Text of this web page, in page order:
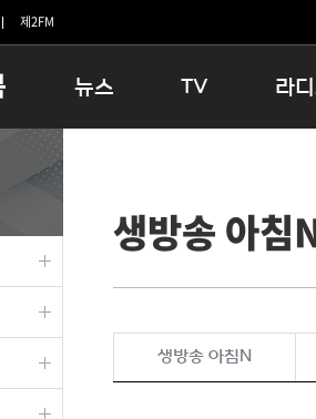
제2FM
뉴스
보은
옥천
TV
인생내컷
테마기행 길
시청자 FLEX
특집프로그램
라
16:00
우리 고
생방송 아침
생방송 아침N